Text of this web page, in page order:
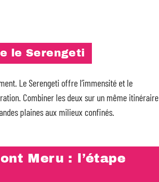
le Serengeti
Le Serengeti offre l’immensité et le
Combiner les deux sur un même itinéraire
plaines aux milieux confinés.
Meru : l’étape